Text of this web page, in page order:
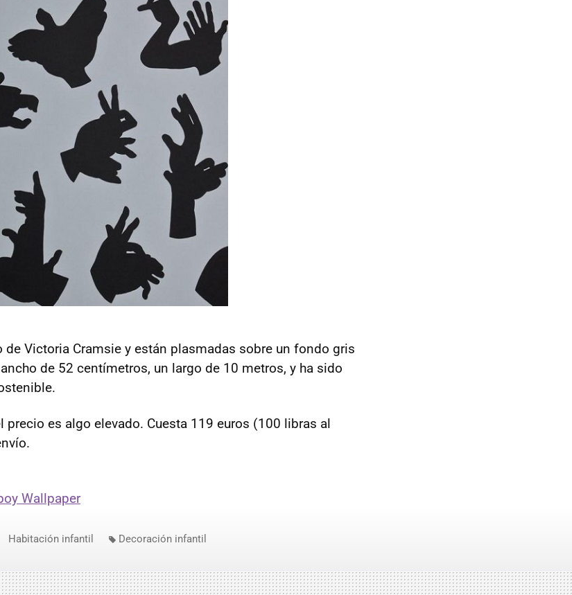
de Victoria Cramsie y están plasmadas sobre un fondo gris
de 52 centímetros, un largo de 10 metros, y ha sido
precio es algo elevado. Cuesta 119 euros (100 libras al
Wallpaper
Habitación infantil Decoración infantil